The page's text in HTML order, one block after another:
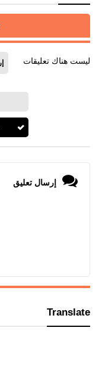
ليست هناك تعليقات
إرسال تعليق
Translate